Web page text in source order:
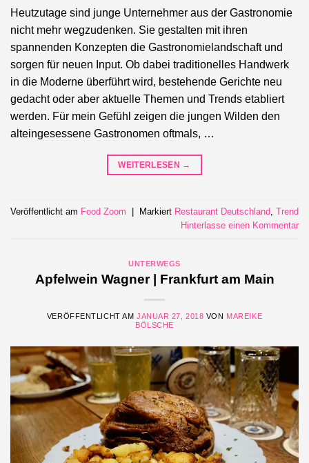
Heutzutage sind junge Unternehmer aus der Gastronomie
nicht mehr wegzudenken. Sie gestalten mit ihren
spannenden Konzepten die Gastronomielandschaft und
sorgen für neuen Input. Ob dabei traditionelles Handwerk
in die Moderne überführt wird, bestehende Gerichte neu
gedacht oder aber aktuelle Themen und Trends etabliert
werden. Für mein Gefühl zeigen die jungen Wilden den
alteingesessene Gastronomen oftmals, …
WEITERLESEN →
Veröffentlicht am Food Zoom Markiert Restaurant Deutschland, Trend
Hinterlasse einen Kommentar
UNTERWEGS
Apfelwein Wagner | Frankfurt am Main
VERÖFFENTLICHT AM JANUAR 27, 2018 VON MAREIKE
BÖLSCHE